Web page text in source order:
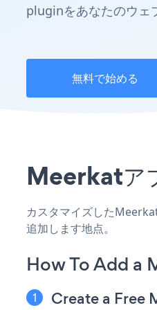
pluginをあなたのウェ
無料で始める
Meerkatア
カスタマイズした
追加します地点。
How To Add a
Create a Free